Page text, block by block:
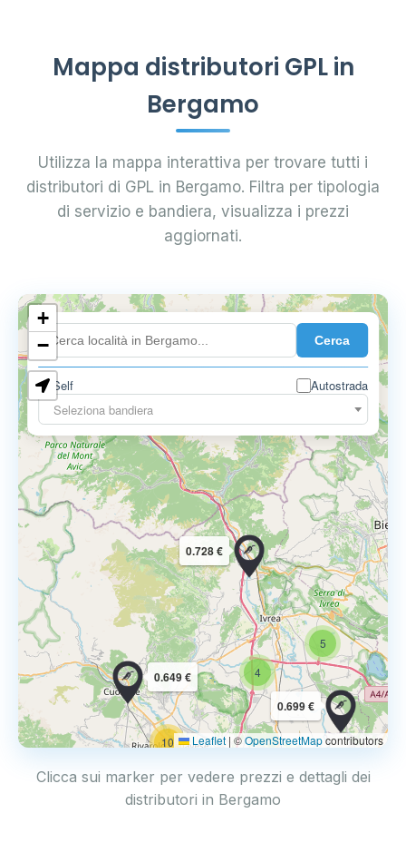
Mappa distributori GPL in
Bergamo
Utilizza la mappa interattiva per trovare tutti i
distributori di GPL in Bergamo. Filtra per tipologia
di servizio e bandiera, visualizza i prezzi
aggiornati.
Cerca
Self
Autostrada
Seleziona bandiera
10
4
5
0.699 €
0.649 €
0.728 €
0.899 €
+
−
Leaflet | ©OpenStreetMapcontributors
Clicca sui marker per vedere prezzi e dettagli dei
distributori in Bergamo